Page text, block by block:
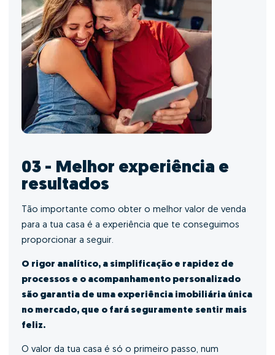
03 - Melhor experiência e
resultados
Tão importante como obter o melhor valor de venda
para a tua casa é a experiência que te conseguimos
proporcionar a seguir.
O rigor analítico, a simplificação e rapidez de
processos e o acompanhamento personalizado
são garantia de uma experiência imobiliária única
no mercado, que o fará seguramente sentir mais
feliz.
O valor da tua casa é só o primeiro passo, num